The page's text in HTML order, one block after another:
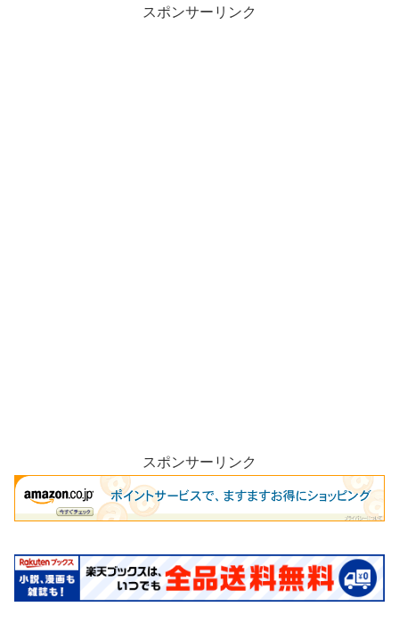
スポンサーリンク
スポンサーリンク